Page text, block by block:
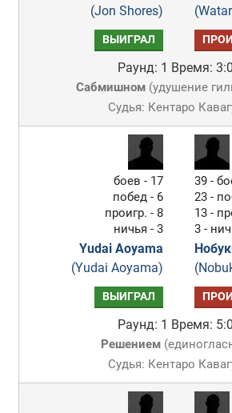
(Jon Shores)
ВЫИГРАЛ
Раунд: 1 Время:
Сабмишном(удушение
Судья: Кентаро
боев - 17
побед - 6
проигр. - 8
ничья - 3
Yudai Aoyama
(Yudai Aoyama)
39 -
23 -
13 -
3 -
ВЫИГРАЛ
Раунд: 1 Время:
Решением(
Судья: Кентаро